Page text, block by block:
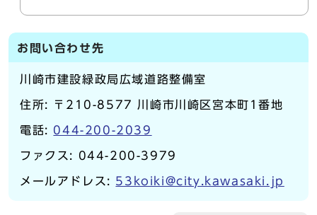
お問い合わせ先
川崎市建設緑政局広域道路整備室
住所: 〒210-8577 川崎市川崎区宮本町1番地
電話: 044-200-2039
ファクス: 044-200-3979
メールアドレス: 53koiki@city.kawasaki.jp